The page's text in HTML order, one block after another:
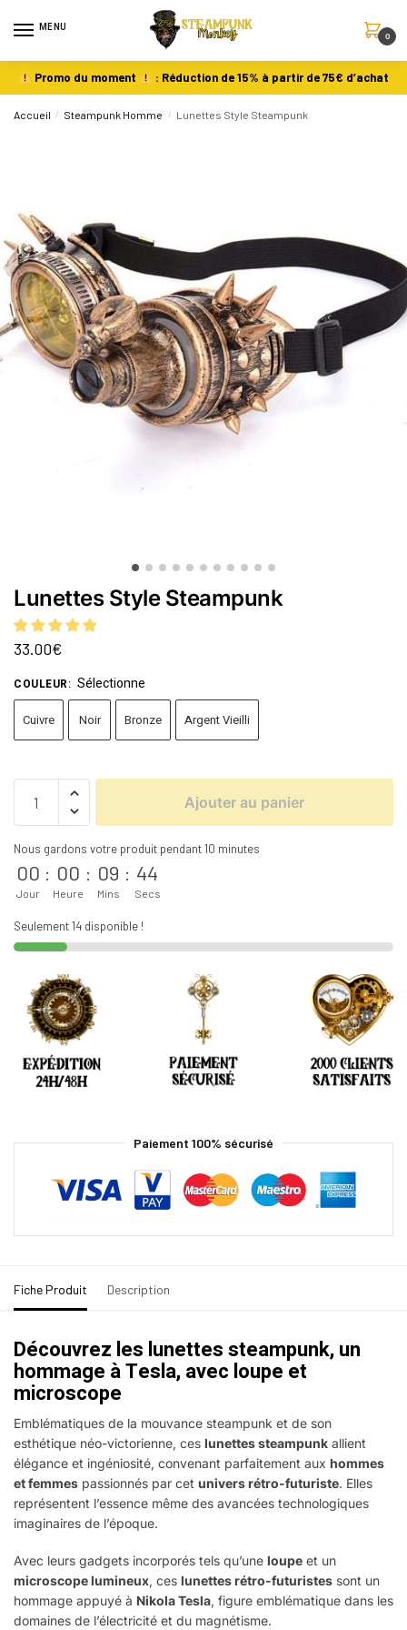
MENU
0
Promo du moment : Réduction de 15% à partir de 75€ d’achat
Accueil / Steampunk Homme / Lunettes Style Steampunk
Lunettes Style Steampunk
33.00€
COULEUR: Sélectionne
Cuivre Noir Bronze Argent Vieilli
Ajouter au panier
Nous gardons votre produit pendant 10 minutes
00
Jour
: 00
Heure
: 09
Mins
: 43
Secs
Seulement 14 disponible !
Paiement 100% sécurisé
Fiche Produit Description
Découvrez les lunettes steampunk, un
hommage à Tesla, avec loupe et
microscope
Emblématiques de la mouvance steampunk et de son
esthétique néo-victorienne, ces lunettes steampunk allient
élégance et ingéniosité, convenant parfaitement aux hommes
et femmes passionnés par cet univers rétro-futuriste. Elles
représentent l’essence même des avancées technologiques
imaginaires de l’époque.
Avec leurs gadgets incorporés tels qu’une loupe et un
microscope lumineux, ces lunettes rétro-futuristes sont un
hommage appuyé à Nikola Tesla, figure emblématique dans les
domaines de l’électricité et du magnétisme.